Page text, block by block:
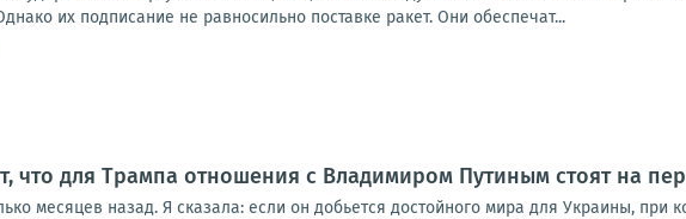
их подписание не равносильно поставке ракет. Они обеспечат...
что для Трампа отношения с Владимиром Путиным стоят на
месяцев назад. Я сказала: если он добьется достойного мира для Украины, при